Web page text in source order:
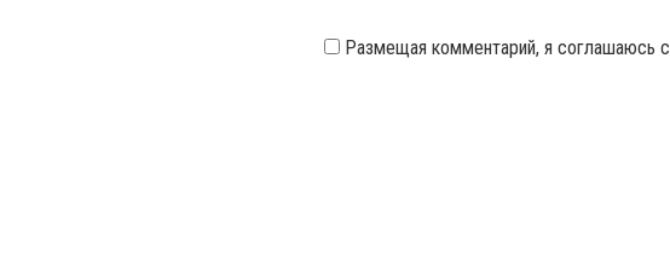
Размещая комментарий, я соглашаюсь с